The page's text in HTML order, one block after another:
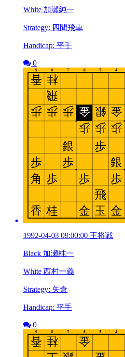
White 加瀬純一
Strategy: 四間飛車
Handicap: 平手
0
1992-04-03 09:00:00 王将戦
Black 加瀬純一
White 西村一義
Strategy: 矢倉
Handicap: 平手
0